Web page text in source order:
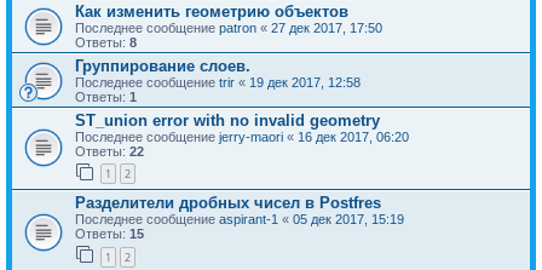
Как изменить геометрию объектов
Последнее сообщение patron « 27 дек 2017, 17:50
Ответы: 8
Группирование слоев.
Последнее сообщение trir « 19 дек 2017, 12:58
Ответы: 1
ST_union error with no invalid geometry
Последнее сообщение jerry-maori « 16 дек 2017, 06:20
Ответы: 22
1 2
Разделители дробных чисел в Postfres
Последнее сообщение aspirant-1 « 05 дек 2017, 15:19
Ответы: 15
1 2